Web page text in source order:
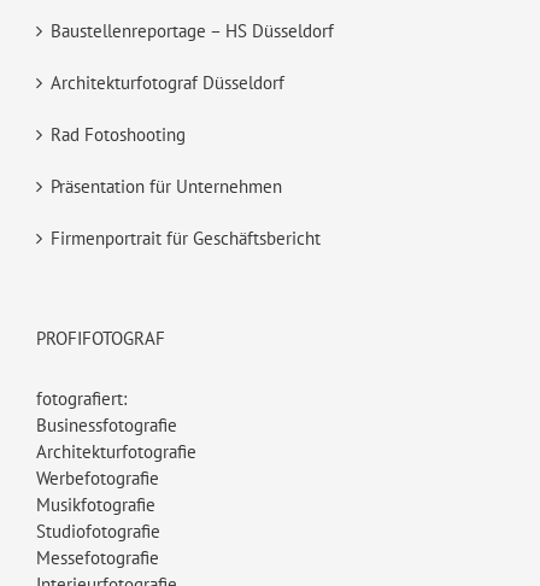
Baustellenreportage – HS Düsseldorf
Architekturfotograf Düsseldorf
Rad Fotoshooting
Präsentation für Unternehmen
Firmenportrait für Geschäftsbericht
PROFIFOTOGRAF
fotografiert:
Businessfotografie
Architekturfotografie
Werbefotografie
Musikfotografie
Studiofotografie
Messefotografie